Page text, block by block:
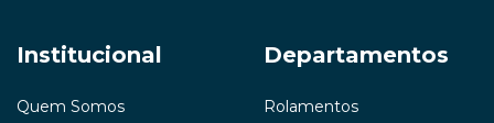
Institucional
Quem Somos
Departamentos
Rolamentos